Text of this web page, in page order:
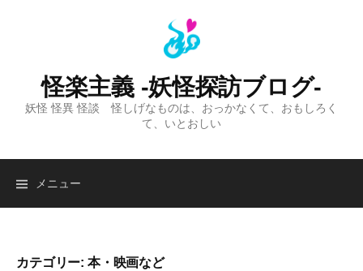
怪楽主義 -妖怪探訪ブログ-
妖怪 怪異 怪談 怪しげなものは、おっかなくて、おもしろく
て、いとおしい
メニュー
カテゴリー: 本・映画など